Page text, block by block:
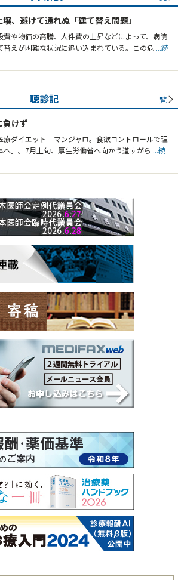
、避けて通れぬ「建て替え問題」
や物価の高騰、人件費の上昇などによって、病院
替えが困難な状況に追い込まれている。この危 ...続
聴診記 一覧
負けず
療ダイエット マンジャロ。食欲コントロールで理
へ」。7月上旬、厚生労働省へ向かう道すがら ...続